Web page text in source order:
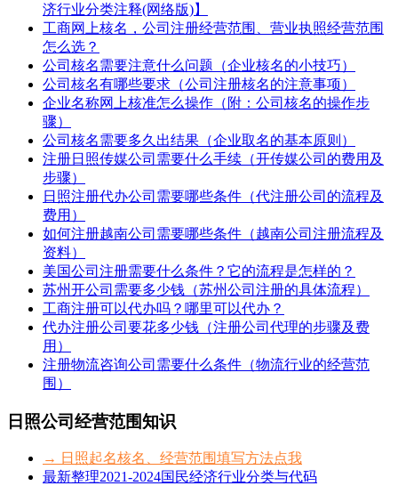
济行业分类注释(网络版)】
工商网上核名，公司注册经营范围、营业执照经营范围
怎么选？
公司核名需要注意什么问题（企业核名的小技巧）
公司核名有哪些要求（公司注册核名的注意事项）
企业名称网上核准怎么操作（附：公司核名的操作步
骤）
公司核名需要多久出结果（企业取名的基本原则）
注册日照传媒公司需要什么手续（开传媒公司的费用及
步骤）
日照注册代办公司需要哪些条件（代注册公司的流程及
费用）
如何注册越南公司需要哪些条件（越南公司注册流程及
资料）
美国公司注册需要什么条件？它的流程是怎样的？
苏州开公司需要多少钱（苏州公司注册的具体流程）
工商注册可以代办吗？哪里可以代办？
代办注册公司要花多少钱（注册公司代理的步骤及费
用）
注册物流咨询公司需要什么条件（物流行业的经营范
围）
日照公司经营范围知识
→ 日照起名核名、经营范围填写方法点我
最新整理2021-2024国民经济行业分类与代码